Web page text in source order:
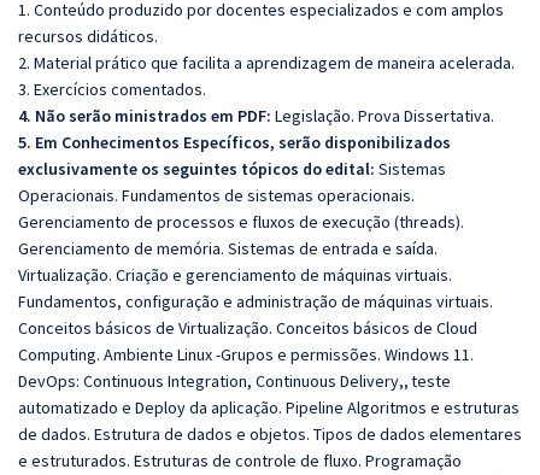
1. Conteúdo produzido por docentes especializados e com amplos
recursos didáticos.
2. Material prático que facilita a aprendizagem de maneira acelerada.
3. Exercícios comentados.
4. Não serão ministrados em PDF: Legislação. Prova Dissertativa.
5. Em Conhecimentos Específicos, serão disponibilizados
exclusivamente os seguintes tópicos do edital: Sistemas
Operacionais. Fundamentos de sistemas operacionais.
Gerenciamento de processos e fluxos de execução (threads).
Gerenciamento de memória. Sistemas de entrada e saída.
Virtualização. Criação e gerenciamento de máquinas virtuais.
Fundamentos, configuração e administração de máquinas virtuais.
Conceitos básicos de Virtualização. Conceitos básicos de Cloud
Computing. Ambiente Linux -Grupos e permissões. Windows 11.
DevOps: Continuous Integration, Continuous Delivery,, teste
automatizado e Deploy da aplicação. Pipeline Algoritmos e estruturas
de dados. Estrutura de dados e objetos. Tipos de dados elementares
e estruturados. Estruturas de controle de fluxo. Programação